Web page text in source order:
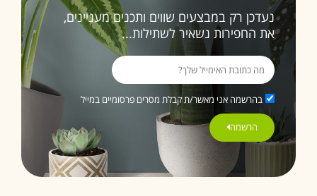
נעדכן רק במבצעים שווים ותכנים מעניינים,
את החפירות נשאיר לשתילות...
בהרשמה אני מאשר/ת קבלת מסרים פרסומיים במייל
הרשמה